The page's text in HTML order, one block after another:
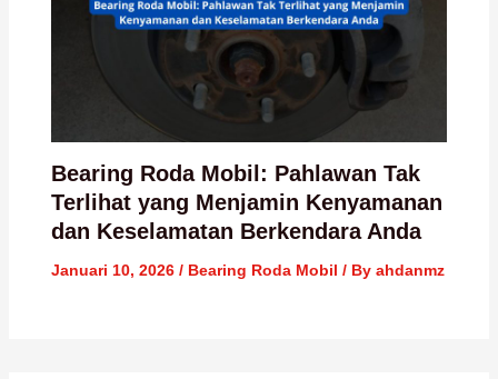
Bearing Roda Mobil: Pahlawan Tak
Terlihat yang Menjamin Kenyamanan
dan Keselamatan Berkendara Anda
Januari 10, 2026 / Bearing Roda Mobil / By ahdanmz